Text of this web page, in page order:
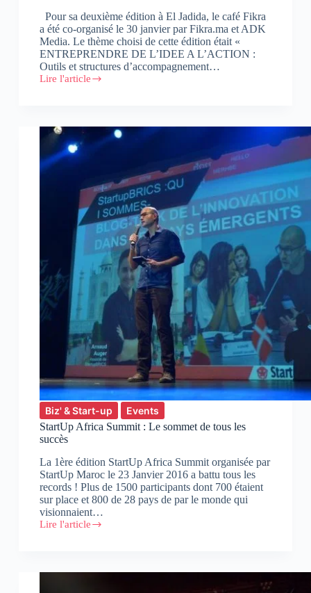
Pour sa deuxième édition à El Jadida, le café Fikra
a été co-organisé le 30 janvier par Fikra.ma et ADK
Media. Le thème choisi de cette édition était «
ENTREPRENDRE DE L’IDEE A L’ACTION :
Outils et structures d’accompagnement…
Lire l'article
Café
Jadida
le
plein
Biz' & Start-up
Events
StartUp Africa Summit : Le sommet de tous les
succès
La 1ère édition StartUp Africa Summit organisée par
StartUp Maroc le 23 Janvier 2016 a battu tous les
records ! Plus de 1500 participants dont 700 étaient
sur place et 800 de 28 pays de par le monde qui
visionnaient…
Lire l'article
StartUp